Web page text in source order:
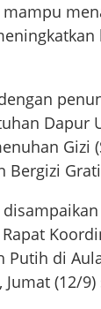
Dapur
Gizi
Bergizi
Putih di
(12/9)